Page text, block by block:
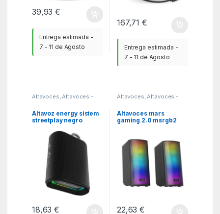
39,93€
Entrega estimada -
7 - 11 de Agosto
167,71€
Entrega estimada -
7 - 11 de Agosto
Altavoces Altavoces -
mp3 y auriculares
Altavoz energy sistem
streetplay negro
18,63€
Altavoces Altavoces -
mp3 y auriculares
Altavoces mars
gaming 2.0 msrgb2
22,63€